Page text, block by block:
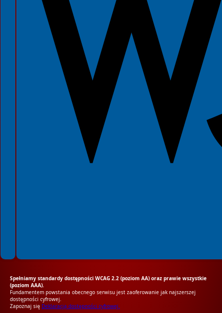
Spełniamy standardy dostępności WCAG 2.2 (poziom AA) oraz prawie wszystkie
(poziom AAA).
Fundamentem powstania obecnego serwisu jest zaoferowanie jak najszerszej
dostępności cyfrowej.
Zapoznaj się Deklaracją dostępności cyfrowej.